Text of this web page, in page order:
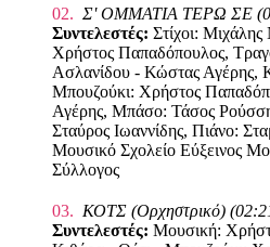
02. Σ' ΟΜΜΑΤΙΑ ΤΕΡΩ ΣΕ
Συντελεστές: Στίχοι:
Χρήστος Παπαδόπουλος,
Ασλανίδου - Κώστας Αγέρης,
Μπουζούκι: Χρήστος
Αγέρης, Μπάσο: Τάσος
Σταύρος Ιωαννίδης, Πιάνο:
Μουσικό Σχολείο Εύξεινος
Σύλλογος
03. ΚΟΤΣ (Ορχηστρικό)
Συντελεστές: Μουσική: